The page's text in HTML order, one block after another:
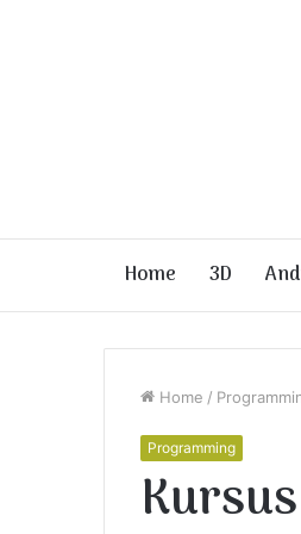
Home 3D
Home /
Programming